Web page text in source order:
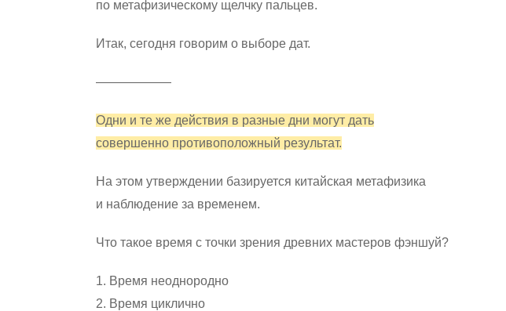
по метафизическому щелчку пальцев.
Итак, сегодня говорим о выборе дат.
——————
Одни и те же действия в разные дни могут дать
совершенно противоположный результат.
На этом утверждении базируется китайская метафизика
и наблюдение за временем.
Что такое время с точки зрения древних мастеров фэншуй?
1. Время неоднородно
2. Время циклично